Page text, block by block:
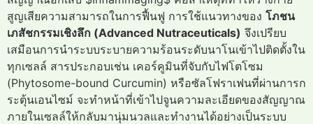
สูญเสียความสามารถในการฟื้นฟู การใช้แนวทางของ โภชน
เภสัชกรรมเชิงลึก (Advanced Nutraceuticals) จึงเปรียบ
เสมือนการนำระบบระบายความร้อนระดับนาโนเข้าไปติดตั้งใน
ทุกเซลล์ สารประกอบเช่น เคอร์คูมินที่จับกับไฟโตโซม
(Phytosome-bound Curcumin) หรือซัลโฟราเฟนที่ผ่านการก
ระตุ้นเอนไซม์ จะทำหน้าที่เข้าไปจูนความละเอียดของสัญญาณ
ภายในเซลล์ให้กลับมานุ่มนวลและทำงานได้อย่างเป็นระบบ